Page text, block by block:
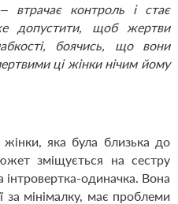
втрачає контроль і стає
допустити, щоб жертви
боячись, що вони
ці жінки нічим йому
яка була близька до
зміщується на сестру
одиначка. Вона
за мінімалку, має проблеми